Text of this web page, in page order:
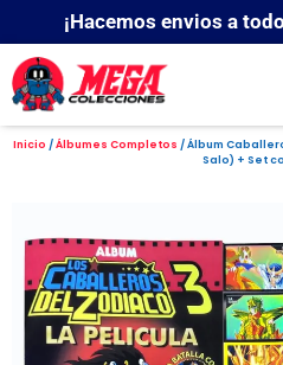
¡Hacemos envios a
Inicio /Álbumes Completos / Álbum
Salo) + Set